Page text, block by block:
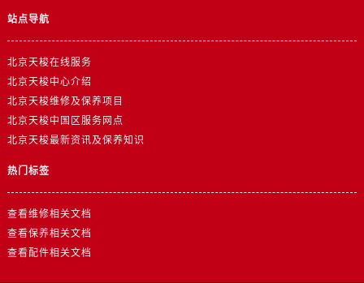
站点导航
北京天梭在线服务
北京天梭中心介绍
北京天梭维修及保养项目
北京天梭中国区服务网点
北京天梭最新资讯及保养知识
热门标签
查看维修相关文档
查看保养相关文档
查看配件相关文档